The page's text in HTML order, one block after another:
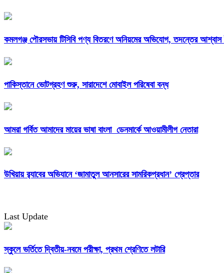
কমলগঞ্জ পৌরসভায় টিসিবি পণ্য বিতরণে অনিয়মের অভিযোগ, তদন্তের
পাকিস্তানে ভোটগ্রহণ শুরু, সারাদেশে মোবাইল পরিষেবা বন্ধ
আমরা গর্বিত আমাদের মায়ের ভাষা বাংলা ডেনমার্কে আওয়ামীলীগ নেতারা
উখিয়ায় র‌্যাবের অভিযানে ‘জামাতুল আনসারের সামরিকপ্রধান’ গ্রেপ্তার
Last Update
স্কুলে ভর্তিতে দ্বিতীয়-নবমে পরীক্ষা, প্রথম শ্রেণিতে লটারি